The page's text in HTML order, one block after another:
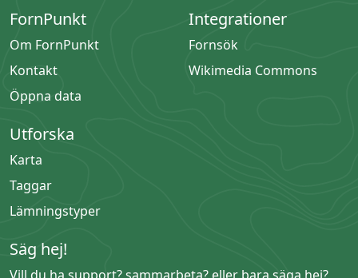
FornPunkt
Om FornPunkt
Kontakt
Öppna data
Integrationer
Fornsök
Wikimedia Commons
Utforska
Karta
Taggar
Lämningstyper
Säg hej!